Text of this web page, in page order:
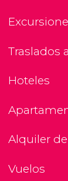
Traslados
Hoteles
Alquiler
Vuelos